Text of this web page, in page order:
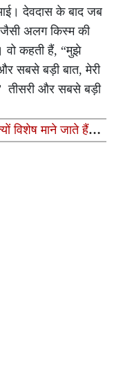
देवदास के बाद जब
जैसी अलग किस्म की
वो कहती हैं, “मुझे
सबसे बड़ी बात, मेरी
तीसरी और सबसे बड़ी
विशेष माने जाते हैं